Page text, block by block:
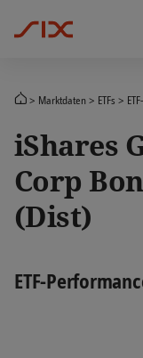
Marktdaten ETFs
iShares
Corp
(Dist)
ETF-